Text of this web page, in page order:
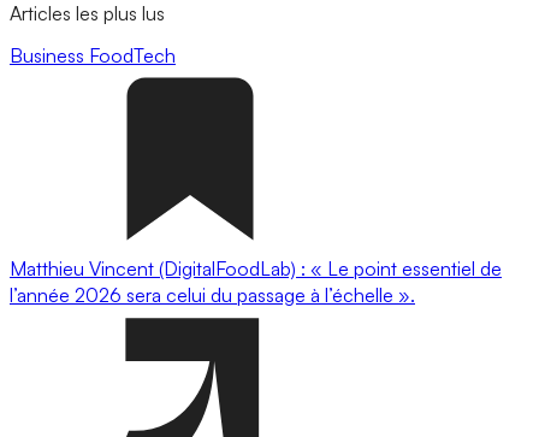
Articles les plus lus
Business FoodTech
Matthieu Vincent (DigitalFoodLab) : « Le point essentiel de
l’année 2026 sera celui du passage à l’échelle ».